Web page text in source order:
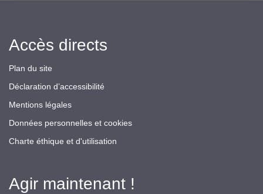
Accès directs
Plan du site
Déclaration d’accessibilité
Mentions légales
Données personnelles et cookies
Charte éthique et d'utilisation
Agir maintenant !